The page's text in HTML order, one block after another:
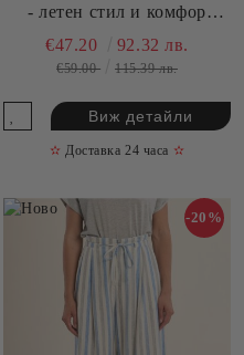
- летен стил и комфор
MOLLY BRACKEN (SKU)
E1713EP
€47.20 92.32 лв.
€59.00 115.39 лв.
Виж детайли
✫ Доставка 24 часа ✫
-20%